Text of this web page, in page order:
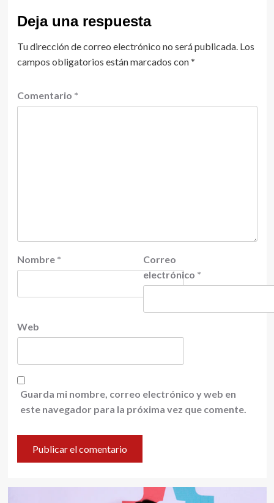
Deja una respuesta
Tu dirección de correo electrónico no será publicada. Los
campos obligatorios están marcados con*
Comentario *
Nombre *
Correo
electrónico *
Web
Guarda mi nombre, correo electrónico y web en
este navegador para la próxima vez que comente.